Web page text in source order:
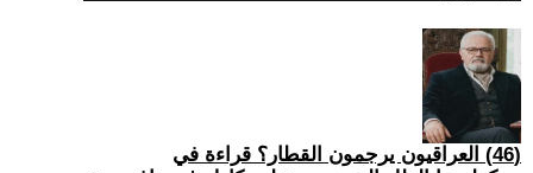
(46) العراقيون يرجمون القطار؟ قراءة في